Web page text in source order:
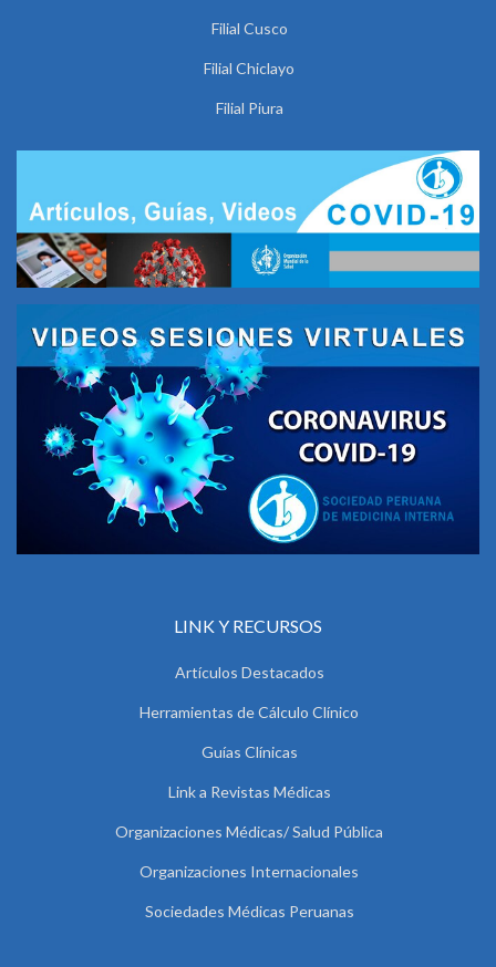
Filial Cusco
Filial Chiclayo
Filial Piura
LINK Y RECURSOS
Artículos Destacados
Herramientas de Cálculo Clínico
Guías Clínicas
Link a Revistas Médicas
Organizaciones Médicas/ Salud Pública
Organizaciones Internacionales
Sociedades Médicas Peruanas